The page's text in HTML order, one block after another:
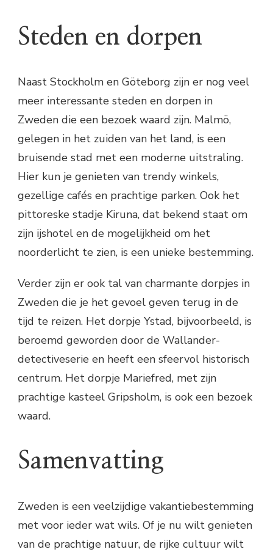
Steden en dorpen
Naast Stockholm en Göteborg zijn er nog veel
meer interessante steden en dorpen in
Zweden die een bezoek waard zijn. Malmö,
gelegen in het zuiden van het land, is een
bruisende stad met een moderne uitstraling.
Hier kun je genieten van trendy winkels,
gezellige cafés en prachtige parken. Ook het
pittoreske stadje Kiruna, dat bekend staat om
zijn ijshotel en de mogelijkheid om het
noorderlicht te zien, is een unieke bestemming.
Verder zijn er ook tal van charmante dorpjes in
Zweden die je het gevoel geven terug in de
tijd te reizen. Het dorpje Ystad, bijvoorbeeld, is
beroemd geworden door de Wallander-
detectiveserie en heeft een sfeervol historisch
centrum. Het dorpje Mariefred, met zijn
prachtige kasteel Gripsholm, is ook een bezoek
waard.
Samenvatting
Zweden is een veelzijdige vakantiebestemming
met voor ieder wat wils. Of je nu wilt genieten
van de prachtige natuur, de rijke cultuur wilt